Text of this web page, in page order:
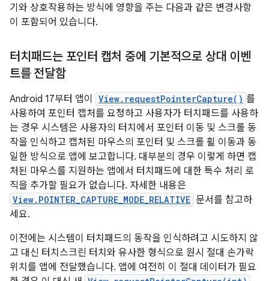
기와 상호작용하는 방식에 영향을 주는 다음과 같은 변경사항
이 포함되어 있습니다.
터치패드는 포인터 캡처 중에 기본적으로 상대 이벤
트를 전달함
Android 17부터 앱이 View.requestPointerCapture() 를
사용하여 포인터 캡처를 요청하고 사용자가 터치패드를 사용하
는 경우 시스템은 사용자의 터치에서 포인터 이동 및 스크롤 동
작을 인식하고 캡처된 마우스의 포인터 및 스크롤 휠 이동과 동
일한 방식으로 앱에 보고합니다. 대부분의 경우 이렇게 하면 캡
처된 마우스를 지원하는 앱에서 터치패드에 대한 특수 처리 로
직을 추가할 필요가 없습니다. 자세한 내용은
View.POINTER_CAPTURE_MODE_RELATIVE 문서를 참고하
세요.
이전에는 시스템이 터치패드의 동작을 인식하려고 시도하지 않
고 대신 터치스크린 터치와 유사한 형식으로 원시 절대 손가락
위치를 앱에 전달했습니다. 앱에 여전히 이 절대 데이터가 필요